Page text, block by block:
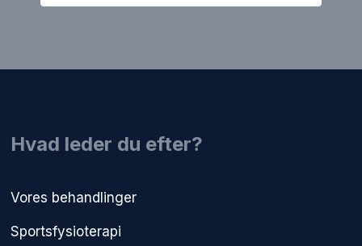
​Hvad leder du efter?
Vores behandlinger
Sportsfysioterapi